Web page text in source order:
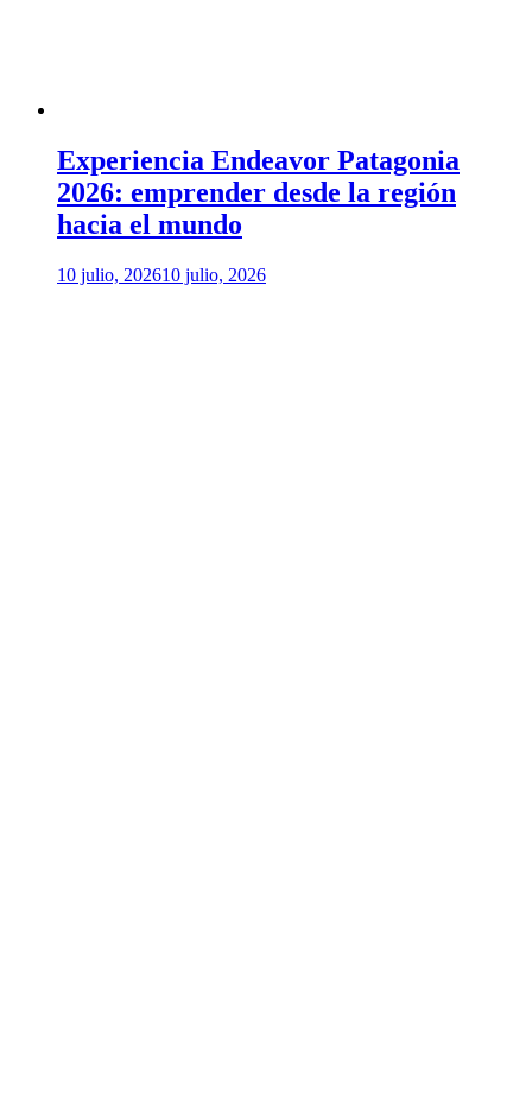
Experiencia Endeavor Patagonia
2026: emprender desde la región
hacia el mundo
10 julio, 202610 julio, 2026